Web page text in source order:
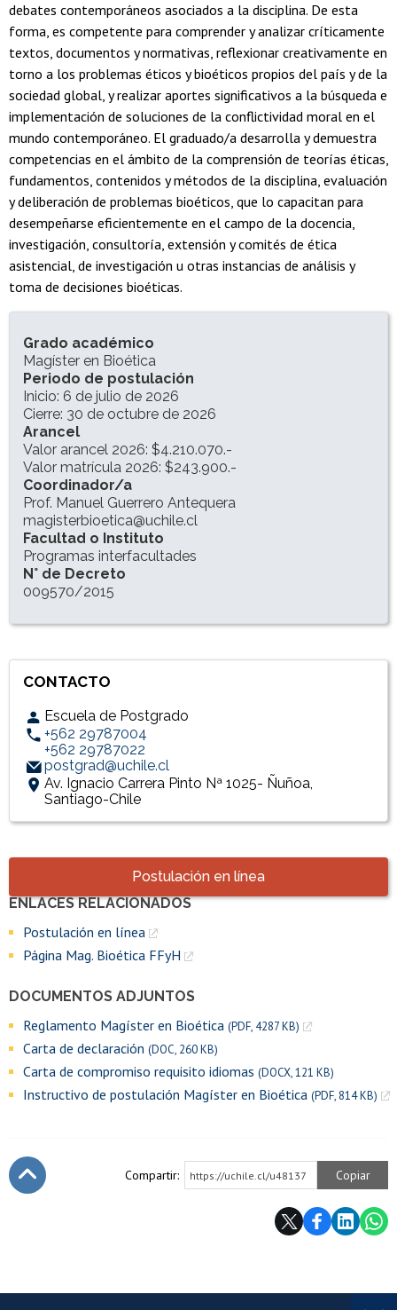
debates contemporáneos asociados a la disciplina. De esta
forma, es competente para comprender y analizar críticamente
textos, documentos y normativas, reflexionar creativamente en
torno a los problemas éticos y bioéticos propios del país y de la
sociedad global, y realizar aportes significativos a la búsqueda e
implementación de soluciones de la conflictividad moral en el
mundo contemporáneo. El graduado/a desarrolla y demuestra
competencias en el ámbito de la comprensión de teorías éticas,
fundamentos, contenidos y métodos de la disciplina, evaluación
y deliberación de problemas bioéticos, que lo capacitan para
desempeñarse eficientemente en el campo de la docencia,
investigación, consultoría, extensión y comités de ética
asistencial, de investigación u otras instancias de análisis y
toma de decisiones bioéticas.
Accesos directosPostulación en línea
INFORMACIÓN DEL PROGRAMA
Grado académico
Magíster en Bioética
Periodo de postulación
Inicio: 6 de julio de 2026
Cierre: 30 de octubre de 2026
Arancel
Valor arancel 2026: $4.210.070.-
Valor matrícula 2026: $243.900.-
Coordinador/a
Prof. Manuel Guerrero Antequera
magisterbioetica@uchile.cl
Facultad o Instituto
Programas interfacultades
N° de Decreto
009570/2015
Enlaces y documentos de interés
ENLACES RELACIONADOS
Postulación en línea
Página Mag. Bioética FFyH
DOCUMENTOS ADJUNTOS
Reglamento Magíster en Bioética (PDF, 4287 KB)
Carta de declaración (DOC, 260 KB)
Carta de compromiso requisito idiomas (DOCX, 121 KB)
Instructivo de postulación Magíster en Bioética (PDF, 814 KB)
CONTACTO
Escuela de Postgrado
+562 29787004
+562 29787022
postgrad@uchile.cl
Av. Ignacio Carrera Pinto Nª 1025- Ñuñoa,
Santiago-Chile
Compartir: https://uchile.cl/u48137 Copiar